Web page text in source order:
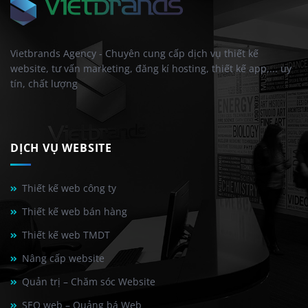
Vietbrands Agency - Chuyên cung cấp dịch vụ thiết kế
website, tư vấn marketing, đăng kí hosting, thiết kế app,... uy
tín, chất lượng
DỊCH VỤ WEBSITE
Thiết kế web công ty
Thiết kế web bán hàng
Thiết kế web TMDT
Nâng cấp website
Quản trị – Chăm sóc Website
SEO web – Quảng bá Web